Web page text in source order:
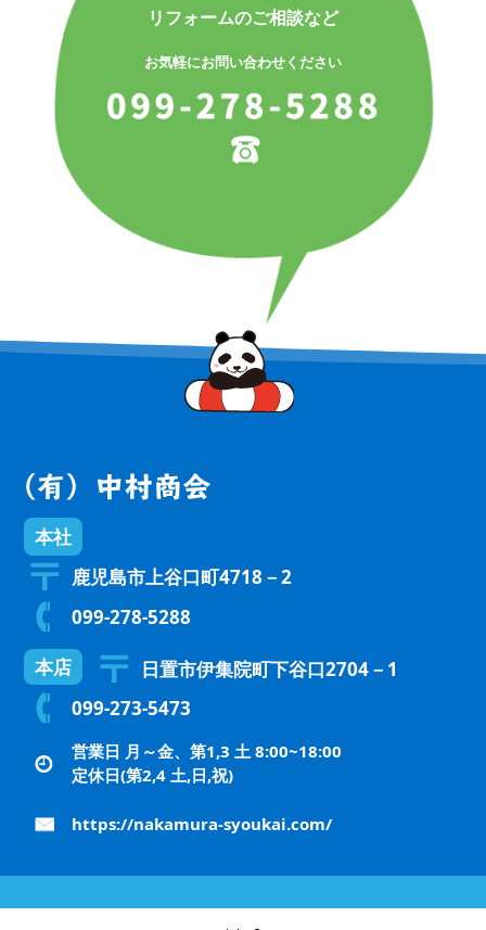
リフォームのご相談など
お気軽にお問い合わせください
本社
鹿児島市上谷口町4718－2
099-278-5288
本店
日置市伊集院町下谷口2704－1
099-273-5473
営業日 月～金、第1,3 土 8:00~18:00
定休日(第2,4 土,日,祝)
https://nakamura-syoukai.com/